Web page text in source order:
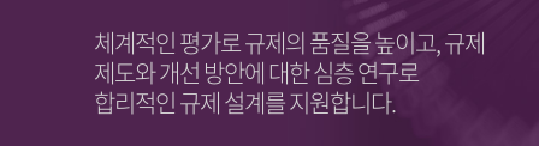
체계적인 평가로 규제의 품질을 높이고, 규제
제도와 개선 방안에 대한 심층 연구로
합리적인 규제 설계를 지원합니다.